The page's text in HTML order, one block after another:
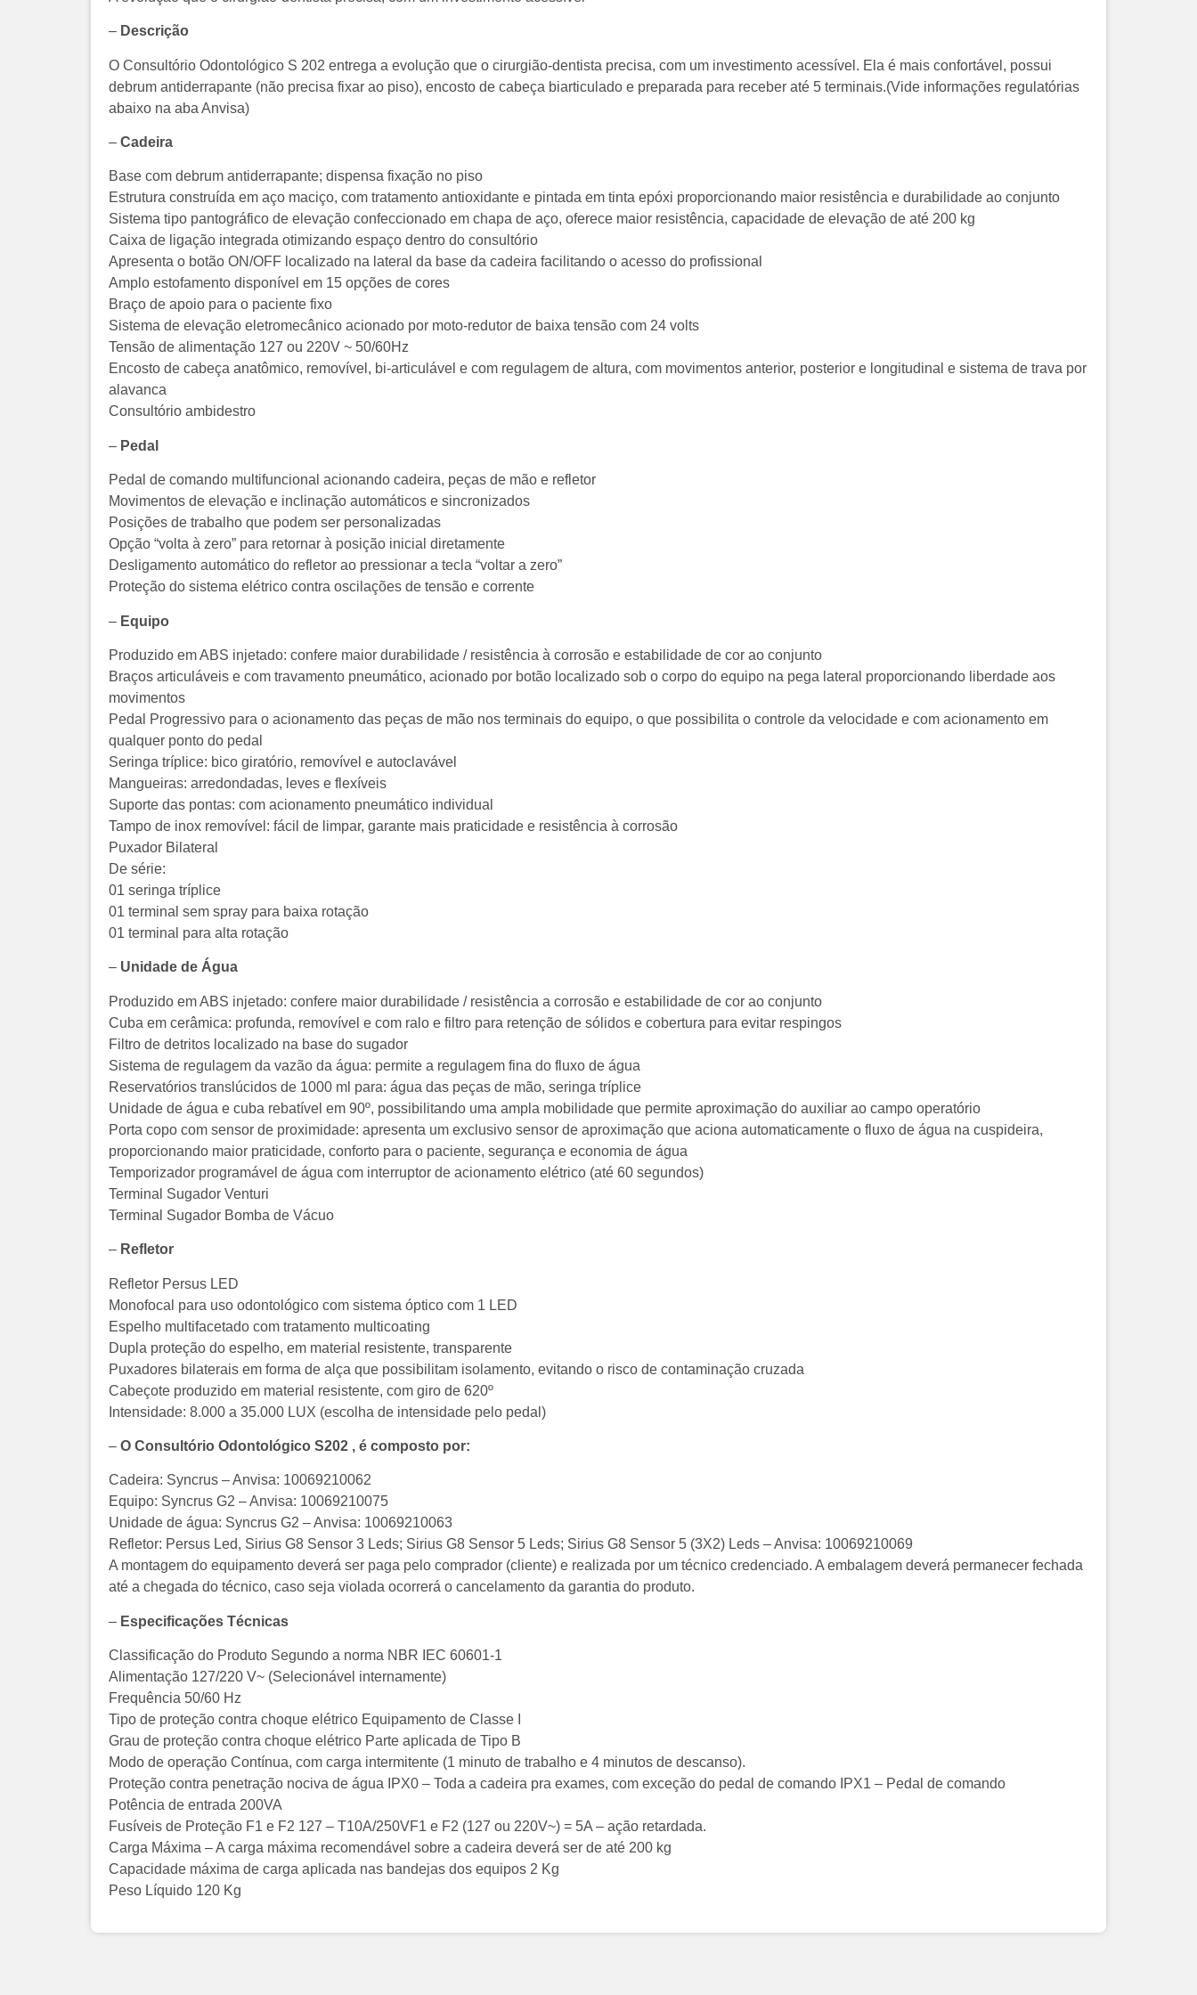
– Descrição
O Consultório Odontológico S 202 entrega a evolução que o cirurgião-dentista precisa, com um investimento acessível. Ela é mais confortável, possui
debrum antiderrapante (não precisa fixar ao piso), encosto de cabeça biarticulado e preparada para receber até 5 terminais.(Vide informações regulatórias
abaixo na aba Anvisa)
– Cadeira
Base com debrum antiderrapante; dispensa fixação no piso
Estrutura construída em aço maciço, com tratamento antioxidante e pintada em tinta epóxi proporcionando maior resistência e durabilidade ao conjunto
Sistema tipo pantográfico de elevação confeccionado em chapa de aço, oferece maior resistência, capacidade de elevação de até 200 kg
Caixa de ligação integrada otimizando espaço dentro do consultório
Apresenta o botão ON/OFF localizado na lateral da base da cadeira facilitando o acesso do profissional
Amplo estofamento disponível em 15 opções de cores
Braço de apoio para o paciente fixo
Sistema de elevação eletromecânico acionado por moto-redutor de baixa tensão com 24 volts
Tensão de alimentação 127 ou 220V ~ 50/60Hz
Encosto de cabeça anatômico, removível, bi-articulável e com regulagem de altura, com movimentos anterior, posterior e longitudinal e sistema de trava por
alavanca
Consultório ambidestro
– Pedal
Pedal de comando multifuncional acionando cadeira, peças de mão e refletor
Movimentos de elevação e inclinação automáticos e sincronizados
Posições de trabalho que podem ser personalizadas
Opção “volta à zero” para retornar à posição inicial diretamente
Desligamento automático do refletor ao pressionar a tecla “voltar a zero”
Proteção do sistema elétrico contra oscilações de tensão e corrente
– Equipo
Produzido em ABS injetado: confere maior durabilidade / resistência à corrosão e estabilidade de cor ao conjunto
Braços articuláveis e com travamento pneumático, acionado por botão localizado sob o corpo do equipo na pega lateral proporcionando liberdade aos
movimentos
Pedal Progressivo para o acionamento das peças de mão nos terminais do equipo, o que possibilita o controle da velocidade e com acionamento em
qualquer ponto do pedal
Seringa tríplice: bico giratório, removível e autoclavável
Mangueiras: arredondadas, leves e flexíveis
Suporte das pontas: com acionamento pneumático individual
Tampo de inox removível: fácil de limpar, garante mais praticidade e resistência à corrosão
Puxador Bilateral
De série:
01 seringa tríplice
01 terminal sem spray para baixa rotação
01 terminal para alta rotação
– Unidade de Água
Produzido em ABS injetado: confere maior durabilidade / resistência a corrosão e estabilidade de cor ao conjunto
Cuba em cerâmica: profunda, removível e com ralo e filtro para retenção de sólidos e cobertura para evitar respingos
Filtro de detritos localizado na base do sugador
Sistema de regulagem da vazão da água: permite a regulagem fina do fluxo de água
Reservatórios translúcidos de 1000 ml para: água das peças de mão, seringa tríplice
Unidade de água e cuba rebatível em 90º, possibilitando uma ampla mobilidade que permite aproximação do auxiliar ao campo operatório
Porta copo com sensor de proximidade: apresenta um exclusivo sensor de aproximação que aciona automaticamente o fluxo de água na cuspideira,
proporcionando maior praticidade, conforto para o paciente, segurança e economia de água
Temporizador programável de água com interruptor de acionamento elétrico (até 60 segundos)
Terminal Sugador Venturi
Terminal Sugador Bomba de Vácuo
– Refletor
Refletor Persus LED
Monofocal para uso odontológico com sistema óptico com 1 LED
Espelho multifacetado com tratamento multicoating
Dupla proteção do espelho, em material resistente, transparente
Puxadores bilaterais em forma de alça que possibilitam isolamento, evitando o risco de contaminação cruzada
Cabeçote produzido em material resistente, com giro de 620º
Intensidade: 8.000 a 35.000 LUX (escolha de intensidade pelo pedal)
– O Consultório Odontológico S202 , é composto por:
Cadeira: Syncrus – Anvisa: 10069210062
Equipo: Syncrus G2 – Anvisa: 10069210075
Unidade de água: Syncrus G2 – Anvisa: 10069210063
Refletor: Persus Led, Sirius G8 Sensor 3 Leds; Sirius G8 Sensor 5 Leds; Sirius G8 Sensor 5 (3X2) Leds – Anvisa: 10069210069
A montagem do equipamento deverá ser paga pelo comprador (cliente) e realizada por um técnico credenciado. A embalagem deverá permanecer fechada
até a chegada do técnico, caso seja violada ocorrerá o cancelamento da garantia do produto.
– Especificações Técnicas
Classificação do Produto Segundo a norma NBR IEC 60601-1
Alimentação 127/220 V~ (Selecionável internamente)
Frequência 50/60 Hz
Tipo de proteção contra choque elétrico Equipamento de Classe I
Grau de proteção contra choque elétrico Parte aplicada de Tipo B
Modo de operação Contínua, com carga intermitente (1 minuto de trabalho e 4 minutos de descanso).
Proteção contra penetração nociva de água IPX0 – Toda a cadeira pra exames, com exceção do pedal de comando IPX1 – Pedal de comando
Potência de entrada 200VA
Fusíveis de Proteção F1 e F2 127 – T10A/250VF1 e F2 (127 ou 220V~) = 5A – ação retardada.
Carga Máxima – A carga máxima recomendável sobre a cadeira deverá ser de até 200 kg
Capacidade máxima de carga aplicada nas bandejas dos equipos 2 Kg
Peso Líquido 120 Kg